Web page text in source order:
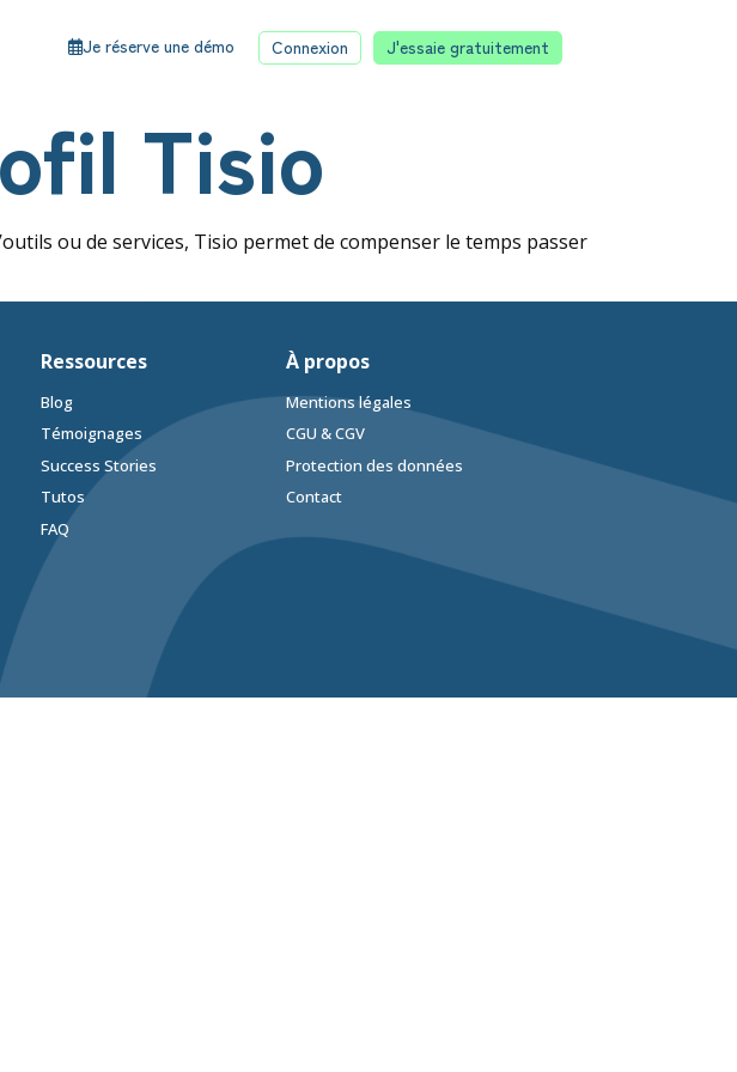
Je réserve une démo Connexion J'essaie gratuitement
Tisio
ou de services, Tisio permet de compenser le temps passer
Ressources
Blog
Témoignages
Success Stories
Tutos
FAQ
À propos
Mentions légales
CGU & CGV
Protection des données
Contact